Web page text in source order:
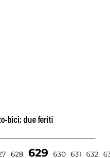
bici: due feriti
628 629 630 631 632